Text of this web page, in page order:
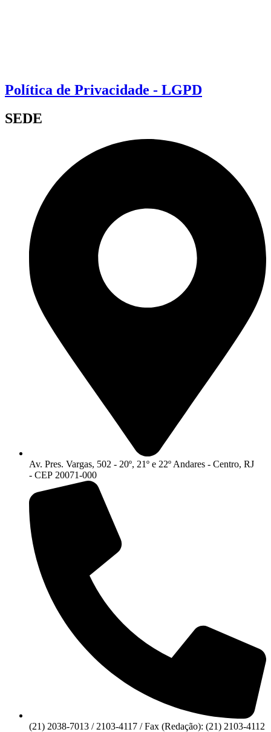
Política de Privacidade - LGPD
SEDE
Av. Pres. Vargas, 502 - 20º, 21º e 22º Andares - Centro, RJ
- CEP 20071-000
(21) 2038-7013 / 2103-4117 / Fax (Redação): (21) 2103-4112